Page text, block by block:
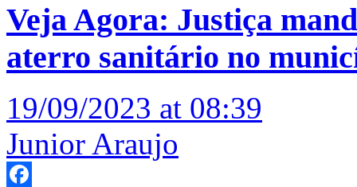
Veja Agora: Justiça
aterro sanitário no
19/09/2023 at 08:39
Junior Araujo